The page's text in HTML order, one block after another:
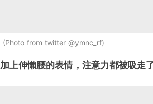
Photo from twitter @ymnc_rf
加上伸懶腰的表情，注意力都被吸走